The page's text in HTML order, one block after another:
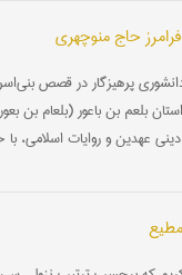
فرامرز حاج منوچهری
دانشوری‌ پرهیزگار در قصص‌
بلعم‌ بن‌ باعور (بلعام‌ بن‌
عهدین‌ و روایات‌ اسلامی‌،